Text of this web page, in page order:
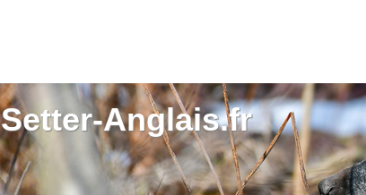
Setter-Anglais.fr